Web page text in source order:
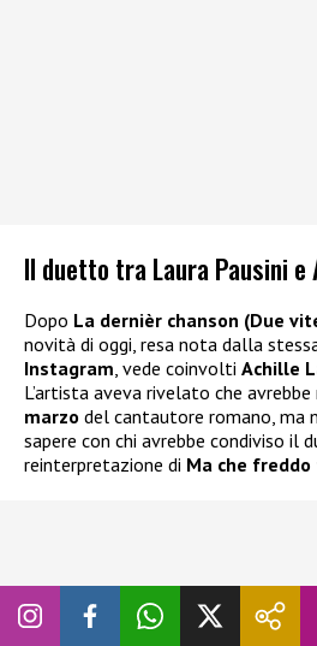
Il duetto tra Laura Pausini e
Dopo La dernièr chanson (Due
novità di oggi, resa nota dalla
Instagram , vede coinvolti Achille
L’artista aveva rivelato che
marzo del cantautore romano, ma
sapere con chi avrebbe condiviso il
reinterpretazione di Ma che freddo